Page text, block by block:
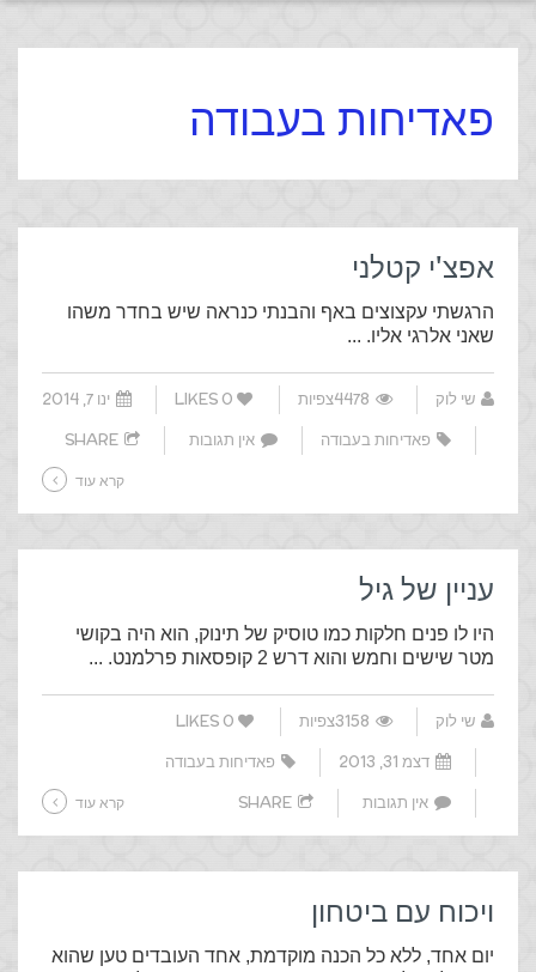
פאדיחות בעבודה
אפצ'י קטלני
הרגשתי עקצוצים באף והבנתי כנראה שיש בחדר משהו
שאני אלרגי אליו. ...
שי לוק 4478צפיות 0
LIKES
ינו 7, 2014
פאדיחות בעבודה
אין תגובות SHARE
קרא עוד
עניין של גיל
היו לו פנים חלקות כמו טוסיק של תינוק, הוא היה בקושי
מטר שישים וחמש והוא דרש 2 קופסאות פרלמנט. ...
שי לוק 3158צפיות 0
LIKES
דצמ 31, 2013
פאדיחות בעבודה
אין תגובות
SHARE קרא עוד
ויכוח עם ביטחון
יום אחד, ללא כל הכנה מוקדמת, אחד העובדים טען שהוא